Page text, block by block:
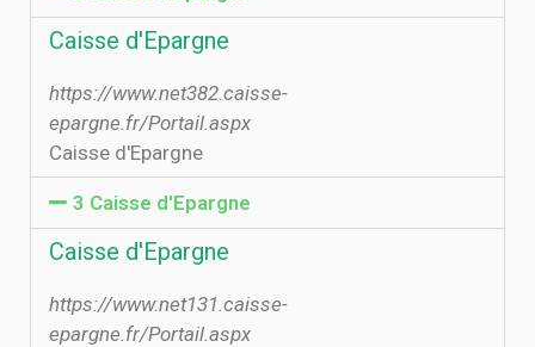
Caisse d'Epargne
https://www.net382.caisse-
epargne.fr/Portail.aspx
Caisse d'Epargne
3 Caisse d'Epargne
Caisse d'Epargne
https://www.net131.caisse-
epargne.fr/Portail.aspx